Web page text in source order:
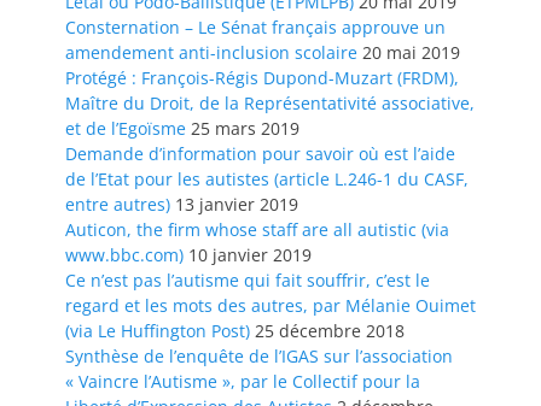
Consternation – Le Sénat français approuve un
amendement anti-inclusion scolaire 20 mai 2019
Protégé : François-Régis Dupond-Muzart (FRDM),
Maître du Droit, de la Représentativité associative,
et de l’Egoïsme 25 mars 2019
Demande d’information pour savoir où est l’aide
de l’Etat pour les autistes (article L.246-1 du CASF,
entre autres) 13 janvier 2019
Auticon, the firm whose staff are all autistic (via
www.bbc.com) 10 janvier 2019
Ce n’est pas l’autisme qui fait souffrir, c’est le
regard et les mots des autres, par Mélanie Ouimet
(via Le Huffington Post) 25 décembre 2018
Synthèse de l’enquête de l’IGAS sur l’association
« Vaincre l’Autisme », par le Collectif pour la